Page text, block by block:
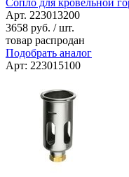
Сопло для кровельной
Арт. 223013200
3658 руб. / шт.
товар распродан
Подобрать аналог
Арт: 223015100